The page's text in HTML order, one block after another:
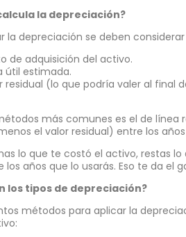
la depreciación?
la depreciación se deben
de adquisición del activo.
útil estimada.
residual (lo que podría valer al final
más comunes es el de línea
el valor residual) entre los
lo que te costó el activo, restas
los años que lo usarás. Eso te da el
los tipos de depreciación?
métodos para aplicar la